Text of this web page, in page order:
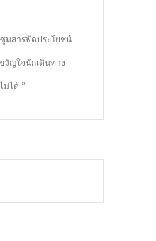
มสารพัดประโยชน์
วัญใจนักเดินทาง
ม่ได้ ”